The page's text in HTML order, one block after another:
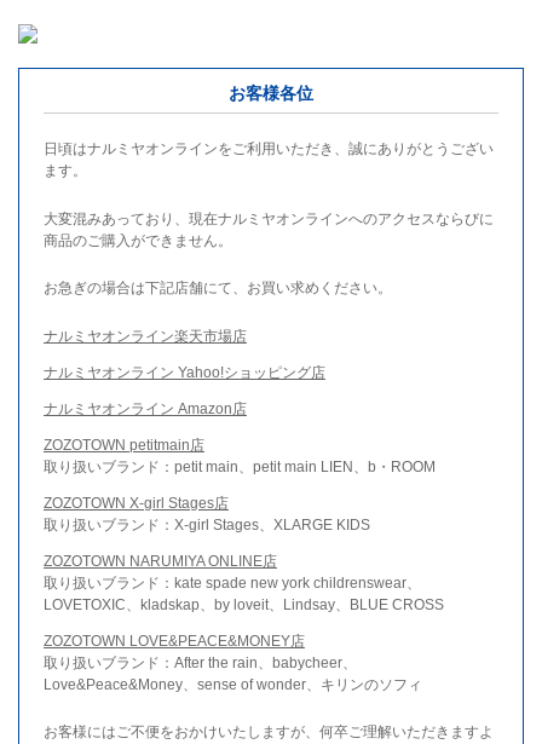
お客様各位
日頃はナルミヤオンラインをご利用いただき、誠にありがとうござい
ます。
大変混みあっており、現在ナルミヤオンラインへのアクセスならびに
商品のご購入ができません。
お急ぎの場合は下記店舗にて、お買い求めください。
ナルミヤオンライン楽天市場店
ナルミヤオンライン Yahoo!ショッピング店
ナルミヤオンライン Amazon店
ZOZOTOWN petitmain店
取り扱いブランド：petit main、petit main LIEN、b・ROOM
ZOZOTOWN X-girl Stages店
取り扱いブランド：X-girl Stages、XLARGE KIDS
ZOZOTOWN NARUMIYA ONLINE店
取り扱いブランド：kate spade new york childrenswear、
LOVETOXIC、kladskap、by loveit、Lindsay、BLUE CROSS
ZOZOTOWN LOVE&PEACE&MONEY店
取り扱いブランド：After the rain、babycheer、
Love&Peace&Money、sense of wonder、キリンのソフィ
お客様にはご不便をおかけいたしますが、何卒ご理解いただきますよ